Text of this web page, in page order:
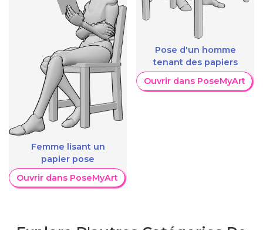
Femme lisant un
papier pose
Ouvrir dans PoseMyArt
Pose d'un homme
tenant des papiers
Ouvrir dans PoseMyArt